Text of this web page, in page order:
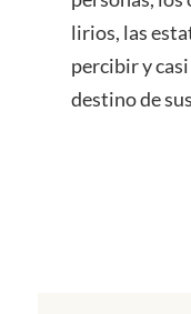
lirios, las
percibir y casi
destino de